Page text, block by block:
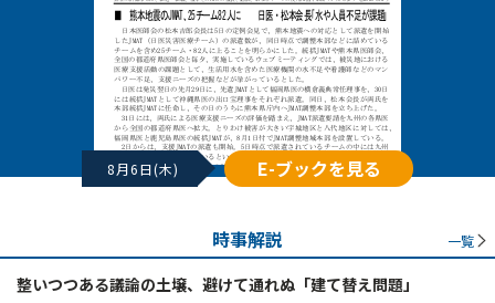
8月6日(木) E-ブックを見る
時事解説 一覧
整いつつある議論の土壌、避けて通れぬ「建て替え問題」